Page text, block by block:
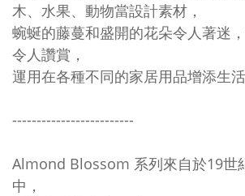
木、水果、動物當設計素材，
蜿蜒的藤蔓和盛開的花朵令人著迷，
令人讚賞，
運用在各種不同的家居用品增添生活
-------------------------
Almond Blossom 系列來自於19世
中，